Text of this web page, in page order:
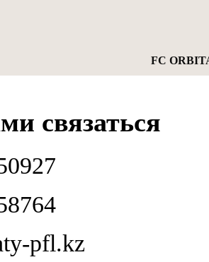
FC
связаться
pfl.kz